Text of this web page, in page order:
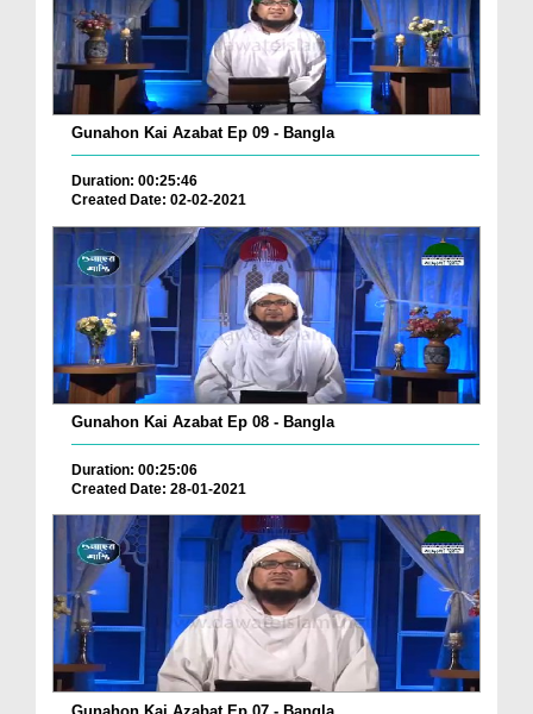
Gunahon Kai Azabat Ep 09 - Bangla
Duration: 00:25:46
Created Date: 02-02-2021
Gunahon Kai Azabat Ep 08 - Bangla
Duration: 00:25:06
Created Date: 28-01-2021